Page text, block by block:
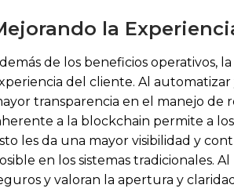
la
de los beneficios operativos,
del cliente. Al automatizar
transparencia en el manejo de
a la blockchain permite a
les da una mayor visibilidad y
en los sistemas tradicionales.
y valoran la apertura y